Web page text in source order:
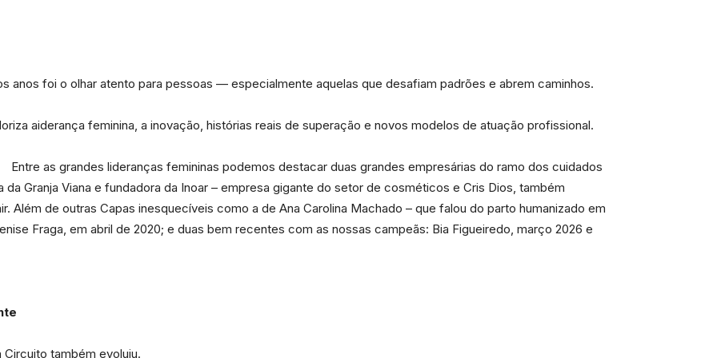
anos foi o olhar atento para pessoas — especialmente aquelas que desafiam padrões e abrem caminhos.
aiderança feminina, a inovação, histórias reais de superação e novos modelos de atuação profissional.
Entre as grandes lideranças femininas podemos destacar duas grandes empresárias do ramo dos cuidados
Granja Viana e fundadora da Inoar – empresa gigante do setor de cosméticos e Cris Dios, também
Além de outras Capas inesquecíveis como a de Ana Carolina Machado – que falou do parto humanizado em
Fraga, em abril de 2020; e duas bem recentes com as nossas campeãs: Bia Figueiredo, março 2026 e
também evoluiu.